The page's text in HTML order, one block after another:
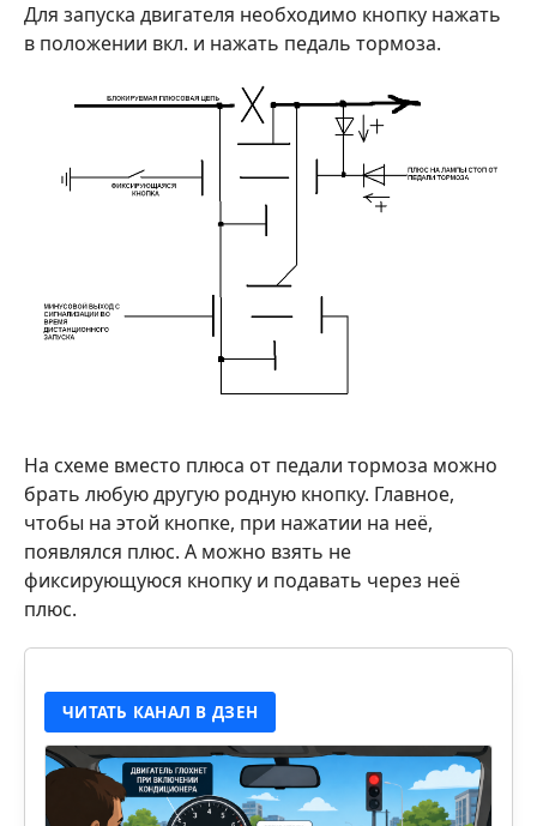
Для запуска двигателя необходимо кнопку нажать
в положении вкл. и нажать педаль тормоза.
На схеме вместо плюса от педали тормоза можно
брать любую другую родную кнопку. Главное,
чтобы на этой кнопке, при нажатии на неё,
появлялся плюс. А можно взять не
фиксирующуюся кнопку и подавать через неё
плюс.
ЧИТАТЬ КАНАЛ В ДЗЕН